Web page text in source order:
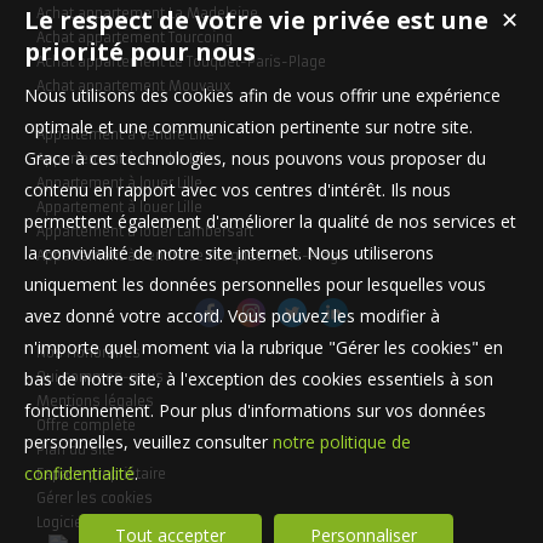
Achat appartement La Madeleine
Achat appartement Tourcoing
Achat appartement Le Touquet-Paris-Plage
Achat appartement Mouvaux
Appartement à vendre Lille
Appartement à vendre Lille
Appartement à louer Lille
Appartement à louer Lille
Appartement à louer Lambersart
Appartement à vendre Le Touquet-Paris-Plage
Nos Honoraires
Qui sommes-nous
Mentions légales
Offre complète
Plan du site
Espace propriétaire
Gérer les cookies
Logiciel de transaction
✕
Le respect de votre vie privée est une
priorité pour nous
Nous utilisons des cookies afin de vous offrir une expérience
optimale et une communication pertinente sur notre site.
Grace à ces technologies, nous pouvons vous proposer du
contenu en rapport avec vos centres d'intérêt. Ils nous
permettent également d'améliorer la qualité de nos services et
la convivialité de notre site internet. Nous utiliserons
uniquement les données personnelles pour lesquelles vous
avez donné votre accord. Vous pouvez les modifier à
n'importe quel moment via la rubrique "Gérer les cookies" en
bas de notre site, à l'exception des cookies essentiels à son
fonctionnement. Pour plus d'informations sur vos données
personnelles, veuillez consulter notre politique de
confidentialité.
Tout accepter Personnaliser